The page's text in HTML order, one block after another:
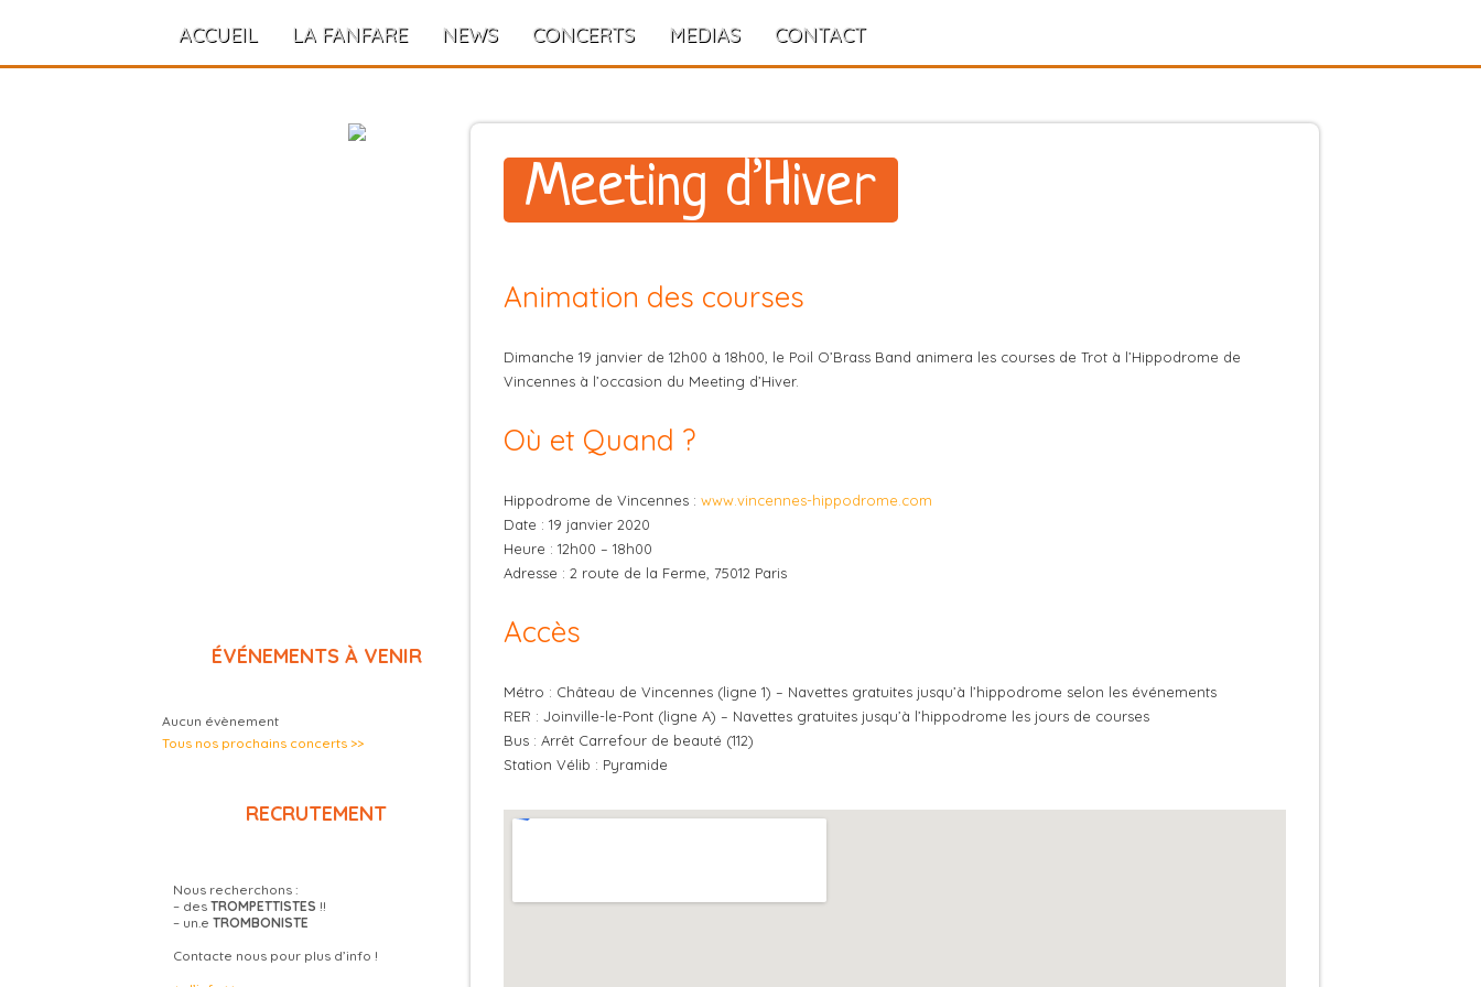
ACCUEIL LA FANFARE NEWS CONCERTS MEDIAS CONTACT
ÉVÉNEMENTS À VENIR
Aucun évènement
Tous nos prochains concerts >>
RECRUTEMENT
Nous recherchons :
– des TROMPETTISTES !!
– un.e TROMBONISTE
Contacte nous pour plus d’info !
Meeting d’Hiver
Animation des courses
Dimanche 19 janvier de 12h00 à 18h00, le Poil O’Brass Band animera les courses de Trot à l’Hippodrome de
Vincennes à l’occasion du Meeting d’Hiver.
Où et Quand ?
Hippodrome de Vincennes : www.vincennes-hippodrome.com
Date : 19 janvier 2020
Heure : 12h00 – 18h00
Adresse : 2 route de la Ferme, 75012 Paris
Accès
Métro : Château de Vincennes (ligne 1) – Navettes gratuites jusqu’à l’hippodrome selon les événements
RER : Joinville-le-Pont (ligne A) – Navettes gratuites jusqu’à l’hippodrome les jours de courses
Bus : Arrêt Carrefour de beauté (112)
Station Vélib : Pyramide